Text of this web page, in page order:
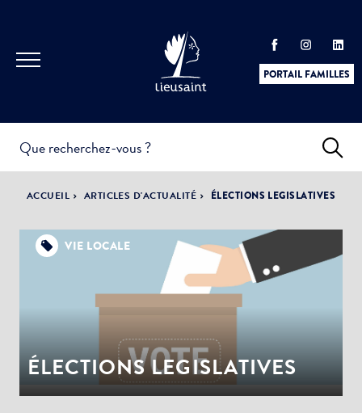
PORTAIL FAMILLES
PRATIQUES &
DÉMARCHES
ACTUALITÉS &
ÉVÈNEMENTS
LA VILLE
DÉMOCRATIE
PARTICIPATIVE
ACCUEIL ARTICLES D'ACTUALITÉ ÉLECTIONS LEGISLATIVES
VIE LOCALE
ÉLECTIONS LEGISLATIVES